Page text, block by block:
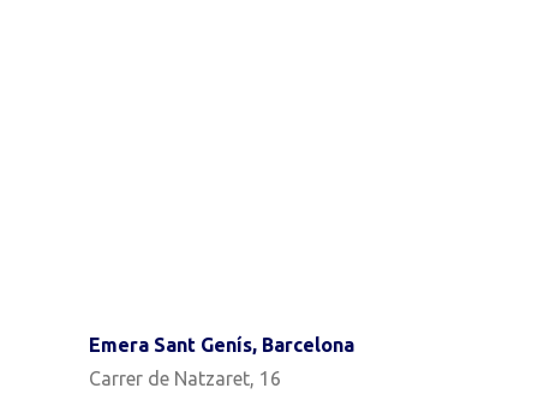
Emera Sant Genís, Barcelona
Carrer de Natzaret, 16